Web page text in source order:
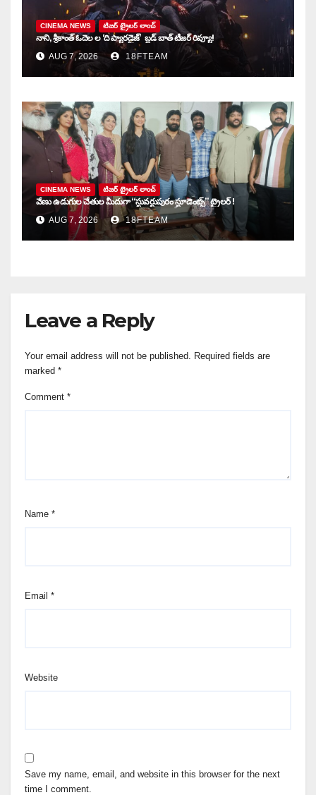
CINEMA NEWS టిజర్ ట్రైలర్ లాంచ్
నాని, శ్రీకాంత్ ఓదెల ల ‘ది ప్యారడైజ్’ బ్లడ్ బాత్ టీజర్ రివ్యూ!
AUG 7, 2026 18FTEAM
CINEMA NEWS టిజర్ ట్రైలర్ లాంచ్
వేణు ఉడుగుల చేతుల మీదుగా “స్టువర్టుపురం స్టూడెంట్స్” ట్రైలర్ !
AUG 7, 2026 18FTEAM
Leave a Reply
Your email address will not be published.
Required fields are
marked *
Comment *
Name *
Email *
Website
Save my name, email, and website in this browser for the next
time I comment.